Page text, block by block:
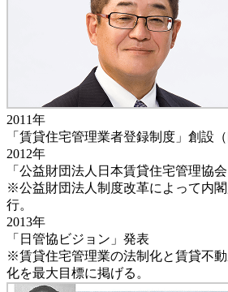
2011年
「賃貸住宅管理業者登録制度」創設（
2012年
「公益財団法人日本賃貸住宅管理協
※公益財団法人制度改革によって内
行。
2013年
「日管協ビジョン」発表
※賃貸住宅管理業の法制化と賃貸不
化を最大目標に掲げる。